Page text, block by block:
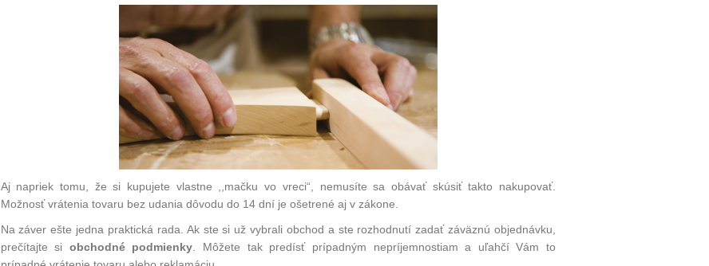
Aj napriek tomu, že si kupujete vlastne ,,mačku vo vreci“, nemusíte sa obávať skúsiť takto nakupovať.
Možnosť vrátenia tovaru bez udania dôvodu do 14 dní je ošetrené aj v zákone.
Na záver ešte jedna praktická rada. Ak ste si už vybrali obchod a ste rozhodnutí zadať záväznú objednávku,
prečítajte si obchodné podmienky . Môžete tak predísť prípadným nepríjemnostiam a uľahčí Vám to